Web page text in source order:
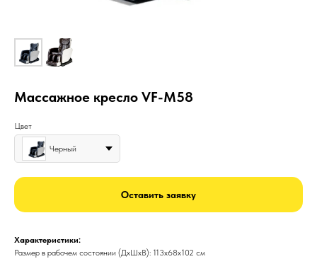
Массажное кресло VF-M58
Цвет
Черный
Оставить заявку
Характеристики:
Размер в рабочем состоянии (ДxШxВ): 113x68x102 см